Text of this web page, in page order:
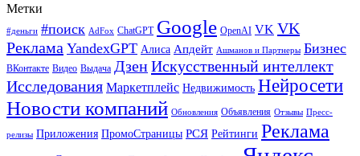
Метки
#деньги #поиск AdFox ChatGPT Google OpenAI VK VK
Реклама YandexGPT Алиса Апдейт Ашманов и Партнеры Бизнес
ВКонтакте Видео Выдача ДзенИскусственный интеллект
Исследования Маркетплейс Недвижимость Нейросети
Новости компаний Обновления Объявления Отзывы Пресс-
релизы Приложения ПромоСтраницы РСЯ Рейтинги Реклама